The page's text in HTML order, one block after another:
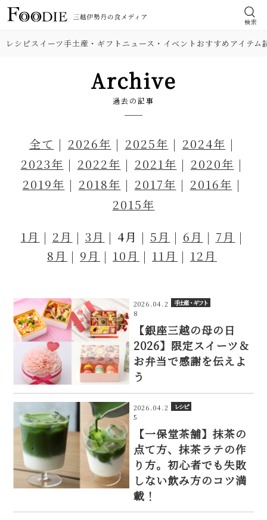
検索
レシピスイーツ手土産・ギフト ニュース・イベントおすすめアイテム
Archive
過去の記事
全て 2026年 2025年
2024年
2023年
2022年 2021年
2020年
2019年
2018年 2017年
2016年
2015年
1月
2月 3月 4月 5月 6月
7月
8月
9月 10月 11月 12月
2026.04.2
8
手土産・ギフト
【銀座三越の母の日
2026】限定スイーツ＆
お弁当で感謝を伝えよ
う
2026.04.2
5
レシピ
【一保堂茶舗】抹茶の
点て方、抹茶ラテの作
り方。初心者でも失敗
しない飲み方のコツ満
載！